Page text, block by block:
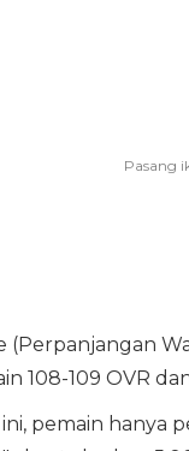
(Perpanjangan
108-109 OVR
pemain hanya